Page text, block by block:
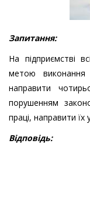
Запитання:
На підприємстві
метою виконання
направити
порушенням
праці, направити їх
Відповідь: